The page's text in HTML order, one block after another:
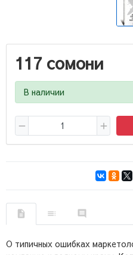
117 сомони
В наличии
О типичных ошибках